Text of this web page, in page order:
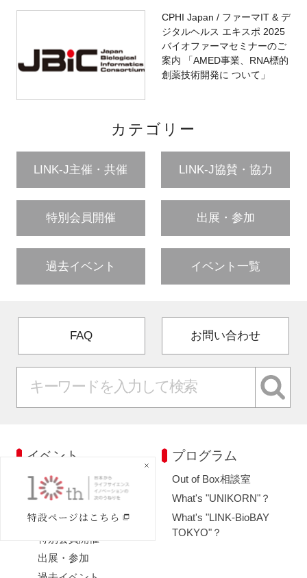
CPHI Japan / ファーマIT & デ
ジタルヘルス エキスポ 2025
バイオファーマセミナーのご
案内 「AMED事業、RNA標的
創薬技術開発に ついて」
カテゴリー
LINK-J主催・共催 LINK-J協賛・協力
特別会員開催 出展・参加
過去イベント イベント一覧
FAQ お問い合わせ
イベント
イベント一覧
LINK-J主催・共催
LINK-J協賛・協力
特別会員開催
出展・参加
プログラム
Out of Box相談室
What's "UNIKORN"？
What's "LINK-BioBAY
TOKYO"？